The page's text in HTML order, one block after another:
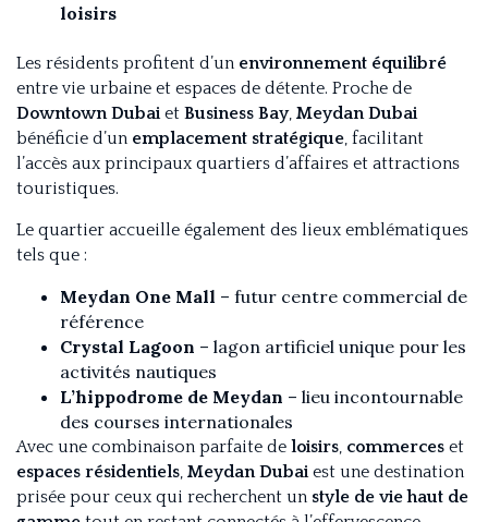
loisirs
Les résidents profitent d’un environnement équilibré
entre vie urbaine et espaces de détente. Proche de
Downtown Dubaiet Business Bay, Meydan Dubai
bénéficie d’un emplacement stratégique, facilitant
l’accès aux principaux quartiers d’affaires et attractions
touristiques.
Le quartier accueille également des lieux emblématiques
tels que :
Meydan One Mall – futur centre commercial de
référence
Crystal Lagoon – lagon artificiel unique pour les
activités nautiques
L’hippodrome de Meydan – lieu incontournable
des courses internationales
Avec une combinaison parfaite de loisirs, commerces et
espaces résidentiels, Meydan Dubaiest une destination
prisée pour ceux qui recherchent un style de vie haut de